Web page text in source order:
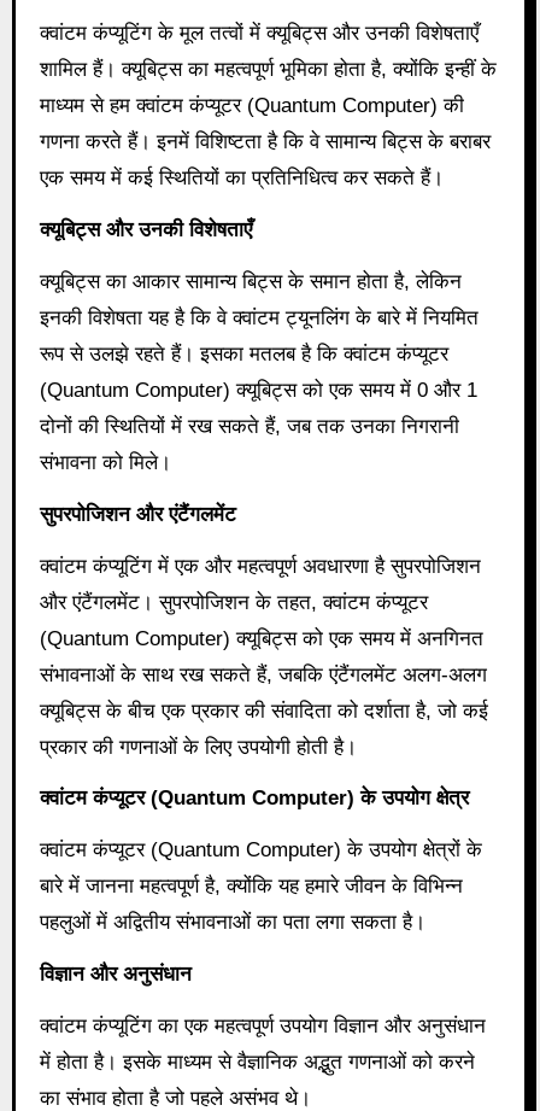
क्वांटम कंप्यूटिंग के मूल तत्वों में क्यूबिट्स और उनकी विशेषताएँ
शामिल हैं। क्यूबिट्स का महत्वपूर्ण भूमिका होता है, क्योंकि इन्हीं के
माध्यम से हम क्वांटम कंप्यूटर (Quantum Computer) की
गणना करते हैं। इनमें विशिष्टता है कि वे सामान्य बिट्स के बराबर
एक समय में कई स्थितियों का प्रतिनिधित्व कर सकते हैं।
क्यूबिट्स और उनकी विशेषताएँ
क्यूबिट्स का आकार सामान्य बिट्स के समान होता है, लेकिन
इनकी विशेषता यह है कि वे क्वांटम ट्यूनलिंग के बारे में नियमित
रूप से उलझे रहते हैं। इसका मतलब है कि क्वांटम कंप्यूटर
(Quantum Computer) क्यूबिट्स को एक समय में 0 और 1
दोनों की स्थितियों में रख सकते हैं, जब तक उनका निगरानी
संभावना को मिले।
सुपरपोजिशन और एंटैंगलमेंट
क्वांटम कंप्यूटिंग में एक और महत्वपूर्ण अवधारणा है सुपरपोजिशन
और एंटैंगलमेंट। सुपरपोजिशन के तहत, क्वांटम कंप्यूटर
(Quantum Computer) क्यूबिट्स को एक समय में अनगिनत
संभावनाओं के साथ रख सकते हैं, जबकि एंटैंगलमेंट अलग-अलग
क्यूबिट्स के बीच एक प्रकार की संवादिता को दर्शाता है, जो कई
प्रकार की गणनाओं के लिए उपयोगी होती है।
क्वांटम कंप्यूटर (Quantum Computer) के उपयोग क्षेत्र
क्वांटम कंप्यूटर (Quantum Computer) के उपयोग क्षेत्रों के
बारे में जानना महत्वपूर्ण है, क्योंकि यह हमारे जीवन के विभिन्न
पहलुओं में अद्वितीय संभावनाओं का पता लगा सकता है।
विज्ञान और अनुसंधान
क्वांटम कंप्यूटिंग का एक महत्वपूर्ण उपयोग विज्ञान और अनुसंधान
में होता है। इसके माध्यम से वैज्ञानिक अद्भुत गणनाओं को करने
का संभाव होता है जो पहले असंभव थे।